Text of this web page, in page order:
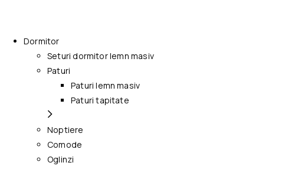
Dormitor
Seturi dormitor lemn masiv
Paturi
Paturi lemn masiv
Paturi tapitate
Noptiere
Comode
Oglinzi